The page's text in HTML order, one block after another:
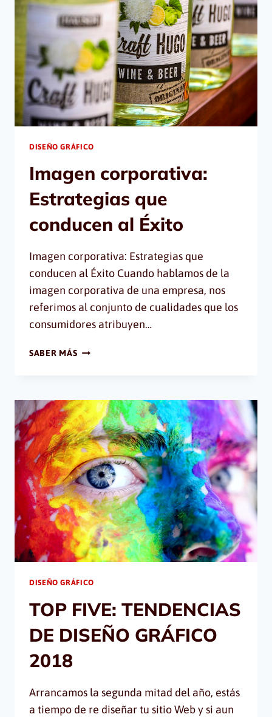
USO
DEL
INTERNET
2018
DISEÑO GRÁFICO
Imagen corporativa:
Estrategias que
conducen al Éxito
Imagen corporativa: Estrategias que
conducen al Éxito Cuando hablamos de la
imagen corporativa de una empresa, nos
referimos al conjunto de cualidades que los
consumidores atribuyen…
SABER MÁSIMAGEN
CONDUCEN
AL
ÉXITO
DISEÑO GRÁFICO
TOP FIVE: TENDENCIAS
DE DISEÑO GRÁFICO
2018
Arrancamos la segunda mitad del año, estás
a tiempo de re diseñar tu sitio Web y si aun